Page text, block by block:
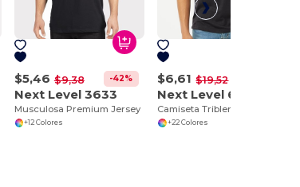
$5,46 $9,38 -42%
Next Level 3633
Musculosa Premium Jersey
+12 Colores
$6,61 $19,52
Next Level 6010
+22 Colores